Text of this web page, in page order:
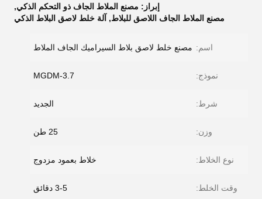
إبراز: مصنع الملاط الجاف ذو التحكم الذكي,
مصنع الملاط الجاف اللاصق للبلاط, آلة خلط لاصق البلاط الذكي
اسم: مصنع خلط لاصق بلاط السيراميك الجاف الملاط
نموذج: MGDM-3.7
شرط: الجديد
وزن: 25 طن
نوع الخلاط: خلاط بعمود مزدوج
وقت الخلط: 3-5 دقائق